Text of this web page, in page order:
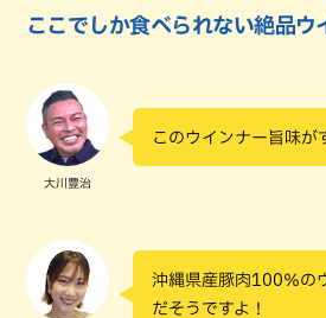
ここでしか食べられない絶品ウ
大川豊治
このウインナー旨味が
沖縄県産豚肉100％の
だそうですよ！